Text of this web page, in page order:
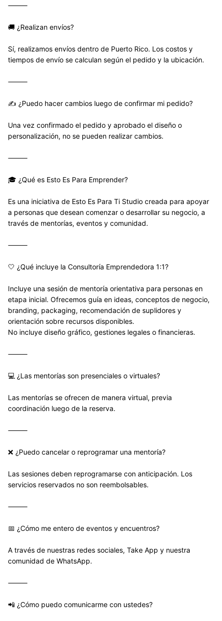
⸻
🚚 ¿Realizan envíos?
Sí, realizamos envíos dentro de Puerto Rico. Los costos y
tiempos de envío se calculan según el pedido y la ubicación.
⸻
✍️ ¿Puedo hacer cambios luego de confirmar mi pedido?
Una vez confirmado el pedido y aprobado el diseño o
personalización, no se pueden realizar cambios.
⸻
🎓 ¿Qué es Esto Es Para Emprender?
Es una iniciativa de Esto Es Para Ti Studio creada para apoyar
a personas que desean comenzar o desarrollar su negocio, a
través de mentorías, eventos y comunidad.
⸻
🤍 ¿Qué incluye la Consultoría Emprendedora 1:1?
Incluye una sesión de mentoría orientativa para personas en
etapa inicial. Ofrecemos guía en ideas, conceptos de negocio,
branding, packaging, recomendación de suplidores y
orientación sobre recursos disponibles.
No incluye diseño gráfico, gestiones legales o financieras.
⸻
💻 ¿Las mentorías son presenciales o virtuales?
Las mentorías se ofrecen de manera virtual, previa
coordinación luego de la reserva.
⸻
❌ ¿Puedo cancelar o reprogramar una mentoría?
Las sesiones deben reprogramarse con anticipación. Los
servicios reservados no son reembolsables.
⸻
📅 ¿Cómo me entero de eventos y encuentros?
A través de nuestras redes sociales, Take App y nuestra
comunidad de WhatsApp.
⸻
📲 ¿Cómo puedo comunicarme con ustedes?